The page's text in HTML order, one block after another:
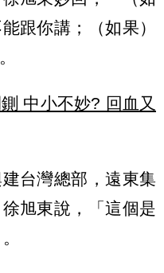
跟你講；（如果）
中小不妙? 回血又
台灣總部，遠東集
旭東說，「這個是